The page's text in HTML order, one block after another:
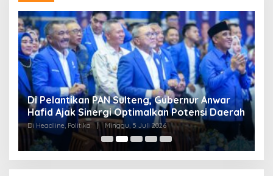
Di Pelantikan PAN Sulteng, Gubernur Anwar
Hafid Ajak Sinergi Optimalkan Potensi Daerah
Di Headline, Politika | Minggu, 5 Juli 2026